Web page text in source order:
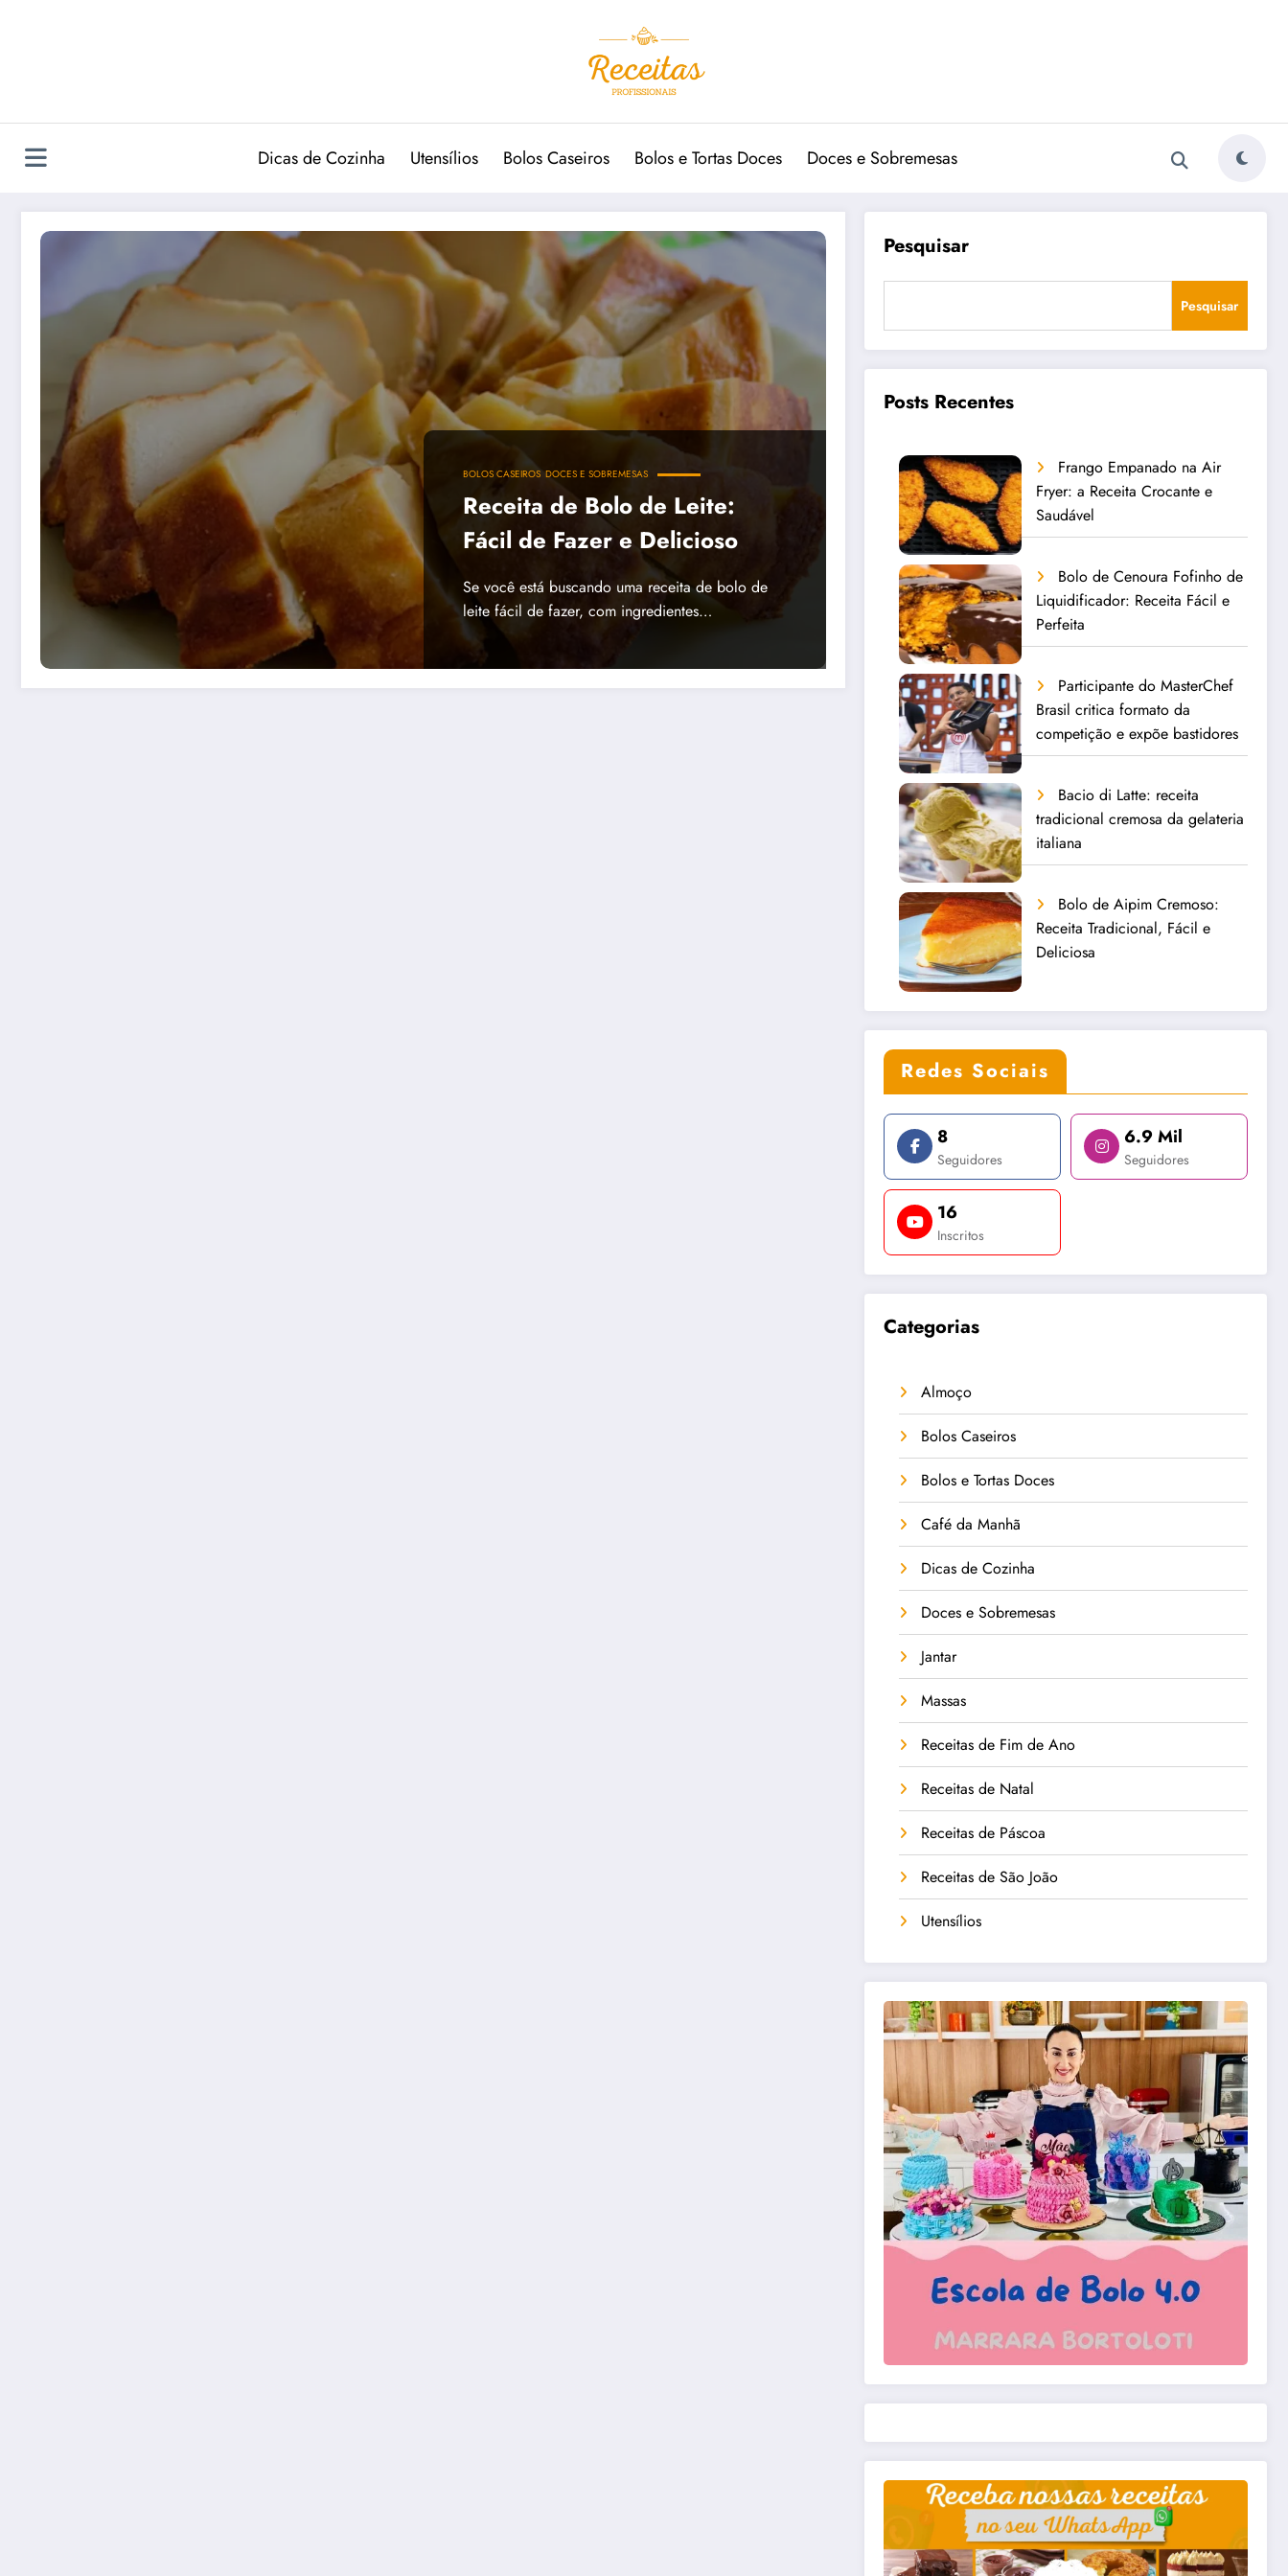
Dicas de Cozinha Utensílios Bolos Caseiros Bolos e Tortas Doces Doces e Sobremesas
BOLOS CASEIROS DOCES E SOBREMESAS
Receita de Bolo de Leite:
Fácil de Fazer e Delicioso
Se você está buscando uma receita de bolo de
leite fácil de fazer, com ingredientes…
Pesquisar
Pesquisar
Posts Recentes
Frango Empanado na Air
Fryer: a Receita Crocante e
Saudável
Bolo de Cenoura Fofinho de
Liquidificador: Receita Fácil e
Perfeita
Participante do MasterChef
Brasil critica formato da
competição e expõe bastidores
Bacio di Latte: receita
tradicional cremosa da gelateria
italiana
Bolo de Aipim Cremoso:
Receita Tradicional, Fácil e
Deliciosa
Redes Sociais
8
Seguidores
6.9 Mil
Seguidores
16
Inscritos
Categorias
Almoço
Bolos Caseiros
Bolos e Tortas Doces
Café da Manhã
Dicas de Cozinha
Doces e Sobremesas
Jantar
Massas
Receitas de Fim de Ano
Receitas de Natal
Receitas de Páscoa
Receitas de São João
Utensílios